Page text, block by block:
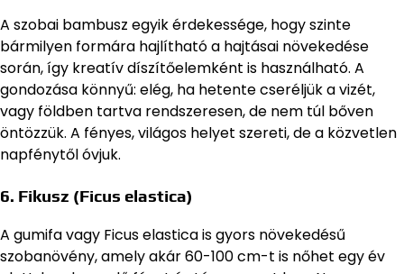
A szobai bambusz egyik érdekessége, hogy szinte
bármilyen formára hajlítható a hajtásai növekedése
során, így kreatív díszítőelemként is használható. A
gondozása könnyű: elég, ha hetente cseréljük a vizét,
vagy földben tartva rendszeresen, de nem túl bőven
öntözzük. A fényes, világos helyet szereti, de a közvetlen
napfénytől óvjuk.
6. Fikusz (Ficus elastica)
A gumifa vagy Ficus elastica is gyors növekedésű
szobanövény, amely akár 60-100 cm-t is nőhet egy év